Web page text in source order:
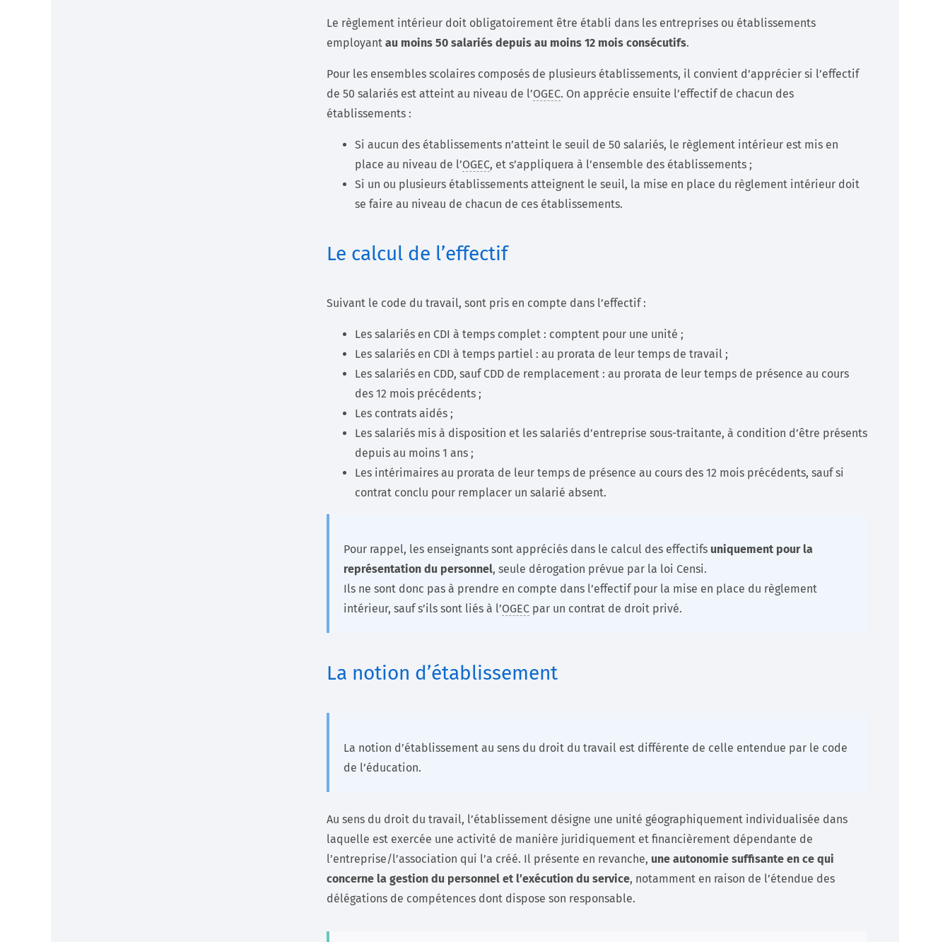
Le règlement intérieur doit obligatoirement être établi dans les entreprises ou établissements
employant au moins 50 salariés depuis au moins 12 mois consécutifs.
Pour les ensembles scolaires composés de plusieurs établissements, il convient d’apprécier si l’effectif
de 50 salariés est atteint au niveau de l’OGEC. On apprécie ensuite l’effectif de chacun des
établissements :
Si aucun des établissements n’atteint le seuil de 50 salariés, le règlement intérieur est mis en
place au niveau de l’OGEC, et s’appliquera à l’ensemble des établissements ;
Si un ou plusieurs établissements atteignent le seuil, la mise en place du règlement intérieur doit
se faire au niveau de chacun de ces établissements.
Le calcul de l’effectif
Suivant le code du travail, sont pris en compte dans l’effectif :
Les salariés en CDI à temps complet : comptent pour une unité ;
Les salariés en CDI à temps partiel : au prorata de leur temps de travail ;
Les salariés en CDD, sauf CDD de remplacement : au prorata de leur temps de présence au cours
des 12 mois précédents ;
Les contrats aidés ;
Les salariés mis à disposition et les salariés d’entreprise sous-traitante, à condition d’être présents
depuis au moins 1 ans ;
Les intérimaires au prorata de leur temps de présence au cours des 12 mois précédents, sauf si
contrat conclu pour remplacer un salarié absent.
Pour rappel, les enseignants sont appréciés dans le calcul des effectifs uniquement pour la
représentation du personnel, seule dérogation prévue par la loi Censi.
Ils ne sont donc pas à prendre en compte dans l’effectif pour la mise en place du règlement
intérieur, sauf s’ils sont liés à l’OGEC par un contrat de droit privé.
La notion d’établissement
La notion d’établissement au sens du droit du travail est différente de celle entendue par le code
de l’éducation.
Au sens du droit du travail, l’établissement désigne une unité géographiquement individualisée dans
laquelle est exercée une activité de manière juridiquement et financièrement dépendante de
l’entreprise/l’association qui l’a créé. Il présente en revanche, une autonomie suffisante en ce qui
concerne la gestion du personnel et l’exécution du service, notamment en raison de l’étendue des
délégations de compétences dont dispose son responsable.